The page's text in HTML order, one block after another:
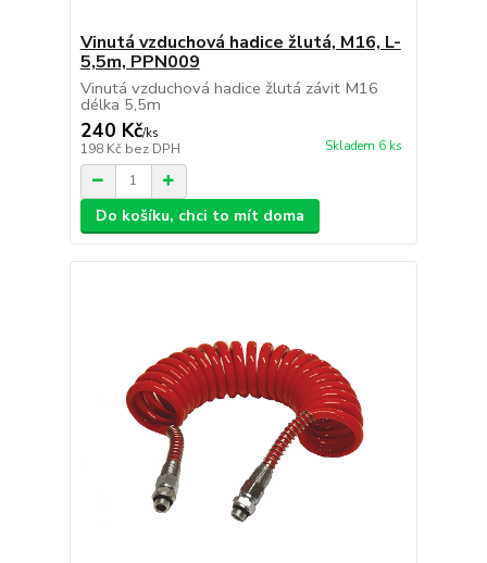
Vinutá vzduchová hadice žlutá, M16, L-
5,5m, PPN009
Vinutá vzduchová hadice žlutá závit M16
délka 5,5m
240 Kč/ks
198 Kč bez DPH Skladem 6 ks
Do košíku, chci to mít doma